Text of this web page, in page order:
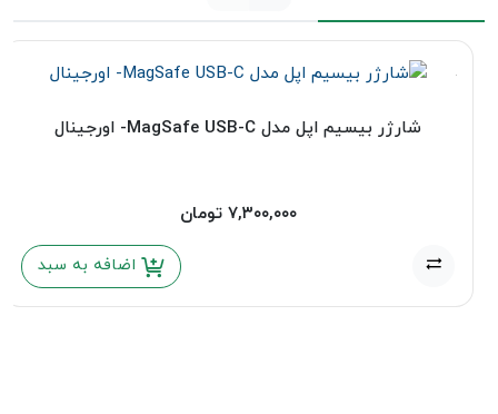
شارژر بیسیم اپل مدل MagSafe USB-C- اورجینال
۷,۳۰۰,۰۰۰ تومان
اضافه به سبد